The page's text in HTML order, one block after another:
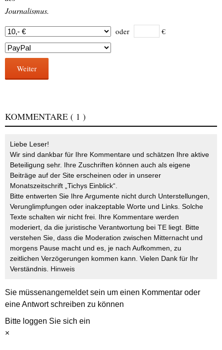
Journalismus.
oder €
Weiter
KOMMENTARE ( 1 )
Liebe Leser!
Wir sind dankbar für Ihre Kommentare und schätzen Ihre aktive
Beteiligung sehr. Ihre Zuschriften können auch als eigene
Beiträge auf der Site erscheinen oder in unserer
Monatszeitschrift „Tichys Einblick“.
Bitte entwerten Sie Ihre Argumente nicht durch Unterstellungen,
Verunglimpfungen oder inakzeptable Worte und Links. Solche
Texte schalten wir nicht frei. Ihre Kommentare werden
moderiert, da die juristische Verantwortung bei TE liegt. Bitte
verstehen Sie, dass die Moderation zwischen Mitternacht und
morgens Pause macht und es, je nach Aufkommen, zu
zeitlichen Verzögerungen kommen kann. Vielen Dank für Ihr
Verständnis. Hinweis
Sie müssenangemeldetsein um einen Kommentar oder
eine Antwort schreiben zu können
Bitte loggen Sie sich ein
×